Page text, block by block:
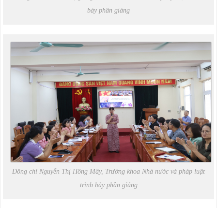
bày phần giảng
Đồng chí Nguyễn Thị Hồng Mây, Trưởng khoa Nhà nước và pháp luật
trình bày phần giảng